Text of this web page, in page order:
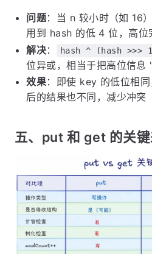
问题：当 n 较小时（如 16）
用到 hash 的低 4 位，高位
解决： hash ^ (hash >>>
位异或，相当于把高位信息
效果：即使 key 的低位相
后的结果也不同，减少冲突
五、put 和 get 的关